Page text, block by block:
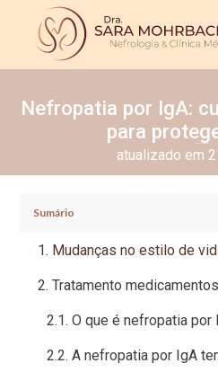
Nefropatia por IgA:
para
atualizado em
Sumário
Mudanças no estilo de
Tratamento
O que é nefropatia por
A nefropatia por IgA